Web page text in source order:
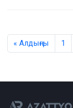
« Алдыңғы 1